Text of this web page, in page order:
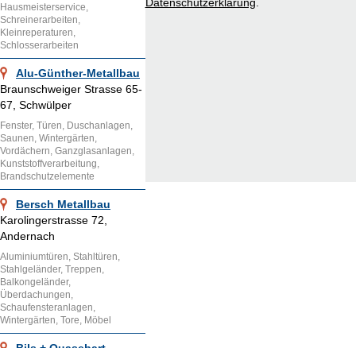
Hausmeisterservice,
Schreinerarbeiten,
Kleinreperaturen,
Schlosserarbeiten
Alu-Günther-Metallbau
Braunschweiger Strasse 65-
67, Schwülper
Fenster, Türen, Duschanlagen,
Saunen, Wintergärten,
Vordächern, Ganzglasanlagen,
Kunststoffverarbeitung,
Brandschutzelemente
Bersch Metallbau
Karolingerstrasse 72,
Andernach
Aluminiumtüren, Stahltüren,
Stahlgeländer, Treppen,
Balkongeländer,
Überdachungen,
Schaufensteranlagen,
Wintergärten, Tore, Möbel